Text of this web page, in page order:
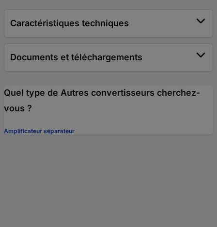
Caractéristiques techniques
Documents et téléchargements
Quel type de Autres convertisseurs cherchez-
vous ?
Amplificateur séparateur